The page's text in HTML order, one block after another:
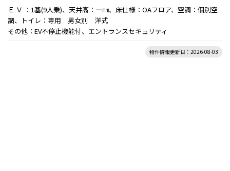
Ｅ Ｖ ：1基(9人乗)、天井高：―㎜、床仕様：OAフロア、空調：個別空
調、トイレ：専用 男女別 洋式
その他：EV不停止機能付、エントランスセキュリティ
物件情報更新日：2026-08-03